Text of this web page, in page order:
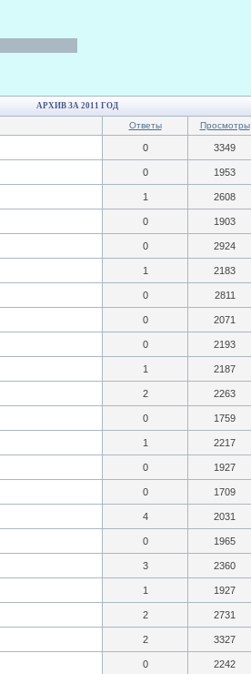
АРХИВ ЗА 2011 ГОД
Ответы Просмотры
0 3349
0 1953
1 2608
0 1903
0 2924
1 2183
0 2811
0 2071
0 2193
1 2187
2 2263
0 1759
1 2217
0 1927
0 1709
4 2031
0 1965
3 2360
1 1927
2 2731
2 3327
0 2242